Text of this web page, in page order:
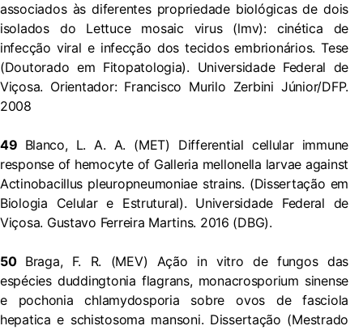
associados às diferentes propriedade biológicas de dois
isolados do Lettuce mosaic virus (lmv): cinética de
infecção viral e infecção dos tecidos embrionários. Tese
(Doutorado em Fitopatologia). Universidade Federal de
Viçosa. Orientador: Francisco Murilo Zerbini Júnior/DFP.
2008
49 Blanco, L. A. A. (MET) Differential cellular immune
response of hemocyte of Galleria mellonella larvae against
Actinobacillus pleuropneumoniae strains. (Dissertação em
Biologia Celular e Estrutural). Universidade Federal de
Viçosa. Gustavo Ferreira Martins. 2016 (DBG).
50 Braga, F. R. (MEV) Ação in vitro de fungos das
espécies duddingtonia flagrans, monacrosporium sinense
e pochonia chlamydosporia sobre ovos de fasciola
hepatica e schistosoma mansoni. Dissertação (Mestrado